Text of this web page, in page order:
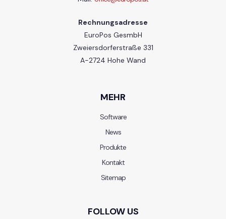
Rechnungsadresse
EuroPos GesmbH
Zweiersdorferstraße 331
A-2724 Hohe Wand
MEHR
Software
News
Produkte
Kontakt
Sitemap
FOLLOW US